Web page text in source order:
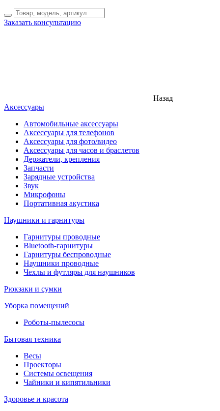
Заказать консультацию
Назад
Аксессуары
Автомобильные аксессуары
Аксессуары для телефонов
Аксессуары для фото/видео
Аксессуары для часов и браслетов
Держатели, крепления
Запчасти
Зарядные устройства
Звук
Микрофоны
Портативная акустика
Наушники и гарнитуры
Гарнитуры проводные
Bluetooth-гарнитуры
Гарнитуры беспроводные
Наушники проводные
Чехлы и футляры для наушников
Рюкзаки и сумки
Уборка помещений
Роботы-пылесосы
Бытовая техника
Весы
Проекторы
Системы освещения
Чайники и кипятильники
Здоровье и красота